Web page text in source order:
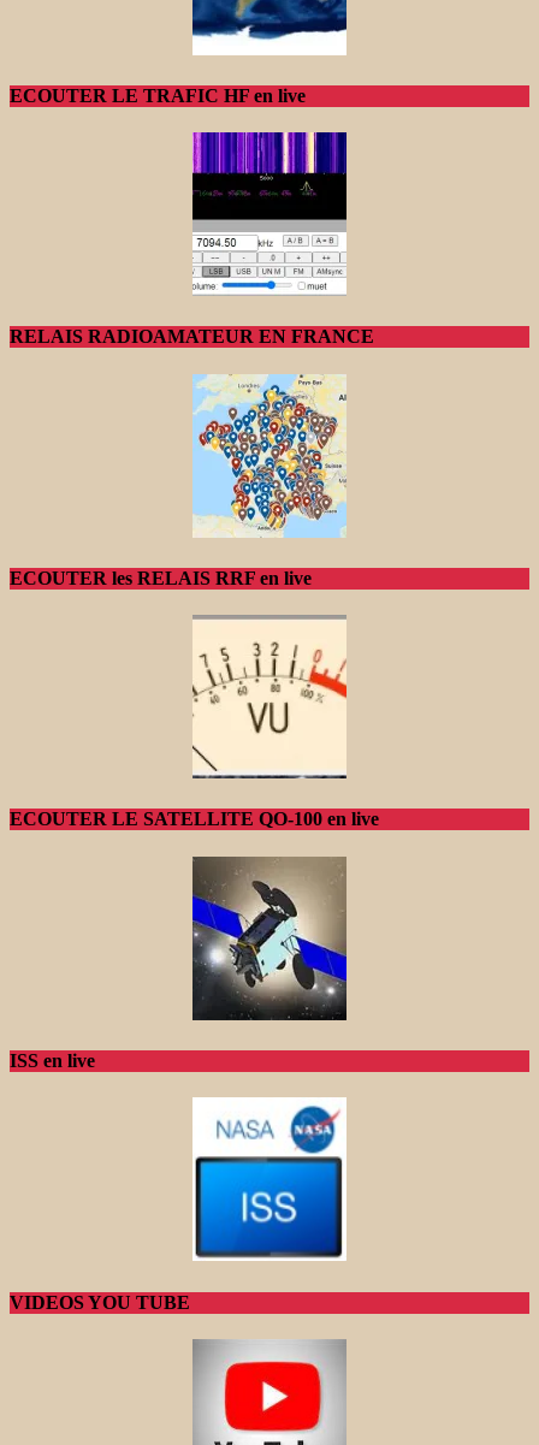
ECOUTER LE TRAFIC HF en live
RELAIS RADIOAMATEUR EN FRANCE
ECOUTER les RELAIS RRF en live
ECOUTER LE SATELLITE QO-100 en live
ISS en live
VIDEOS YOU TUBE